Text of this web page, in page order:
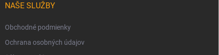
NAŠE SLUŽBY
Obchodné podmienky
Ochrana osobných údajov